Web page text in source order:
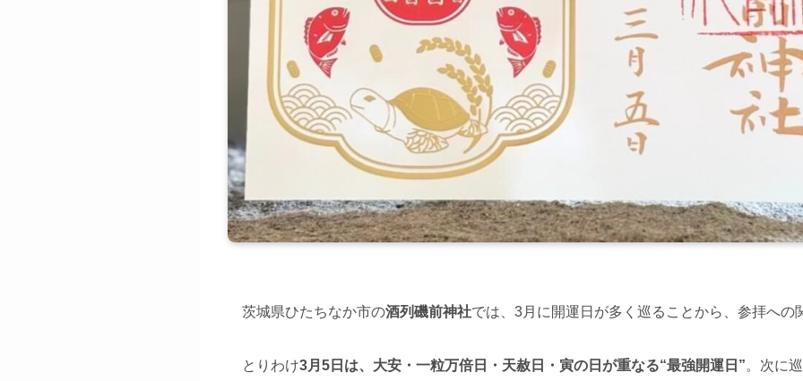
茨城県ひたちなか市の酒列磯前神社では、3月に開運日が多く巡ることから、参拝への
とりわけ3月5日は、大安・一粒万倍日・天赦日・寅の日が重なる“最強開運日”。次に